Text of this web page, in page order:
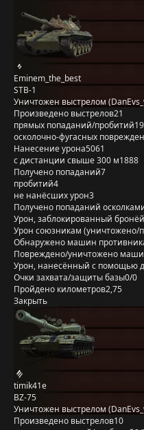
Eminem_the_best
STB-1
Уничтожен выстрелом
Произведено выстрелов21
прямых попаданий/пробитий
осколочно-фугасных
Нанесение урона5061
с дистанции свыше 300 м1888
Получено попаданий7
пробитий4
не нанёсших урон3
Получено попаданий
Урон, заблокированный бронёй
Урон союзникам (уничтожено/
Обнаружено машин
Повреждено/уничтожено
Урон, нанесённый с помощью
Очки захвата/защиты базы0/0
Пройдено километров2,75
Закрыть
timik41e
BZ-75
Уничтожен выстрелом
Произведено выстрелов10